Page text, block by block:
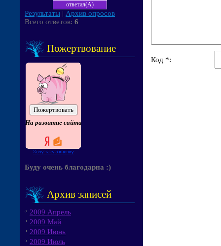
Результаты | Архив опросов
Всего ответов: 6
Пожертвование
На развитие сайта
Буду очень благодарна :)
Архив записей
2009 Апрель
2009 Май
2009 Июнь
2009 Июль
Код *: